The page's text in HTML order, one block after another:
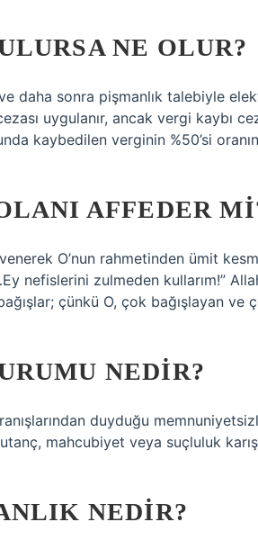
NE OLUR?
daha sonra pişmanlık talebiyle
uygulanır, ancak vergi kaybı
kaybedilen verginin %50’si
AFFEDER
O’nun rahmetinden ümit
nefislerini zulmeden kullarım!”
çünkü O, çok bağışlayan ve
NEDIR?
duyduğu
mahcubiyet veya suçluluk
NEDIR?